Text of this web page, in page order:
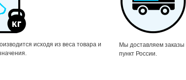
исходя из веса товара и
Мы доставляем
пункт России.